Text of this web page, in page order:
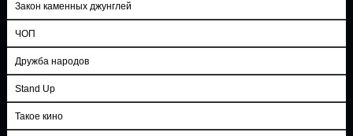
Закон каменных джунглей
ЧОП
Дружба народов
Stand Up
Такое кино